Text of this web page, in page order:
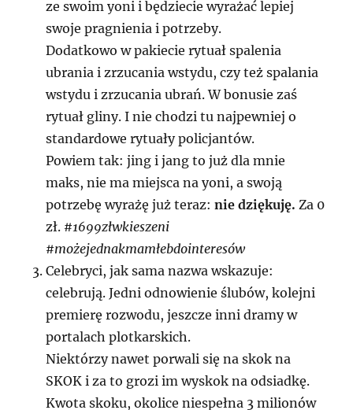
ze swoim yoni i będziecie wyrażać lepiej
swoje pragnienia i potrzeby.
Dodatkowo w pakiecie rytuał spalenia
ubrania i zrzucania wstydu, czy też spalania
wstydu i zrzucania ubrań. W bonusie zaś
rytuał gliny. I nie chodzi tu najpewniej o
standardowe rytuały policjantów.
Powiem tak: jing i jang to już dla mnie
maks, nie ma miejsca na yoni, a swoją
potrzebę wyrażę już teraz:nie dziękuję. Za 0
zł. #1699złwkieszeni
#możejednakmamłebdointeresów
Celebryci, jak sama nazwa wskazuje:
celebrują. Jedni odnowienie ślubów, kolejni
premierę rozwodu, jeszcze inni dramy w
portalach plotkarskich.
Niektórzy nawet porwali się na skok na
SKOK i za to grozi im wyskok na odsiadkę.
Kwota skoku, okolice niespełna 3 milionów